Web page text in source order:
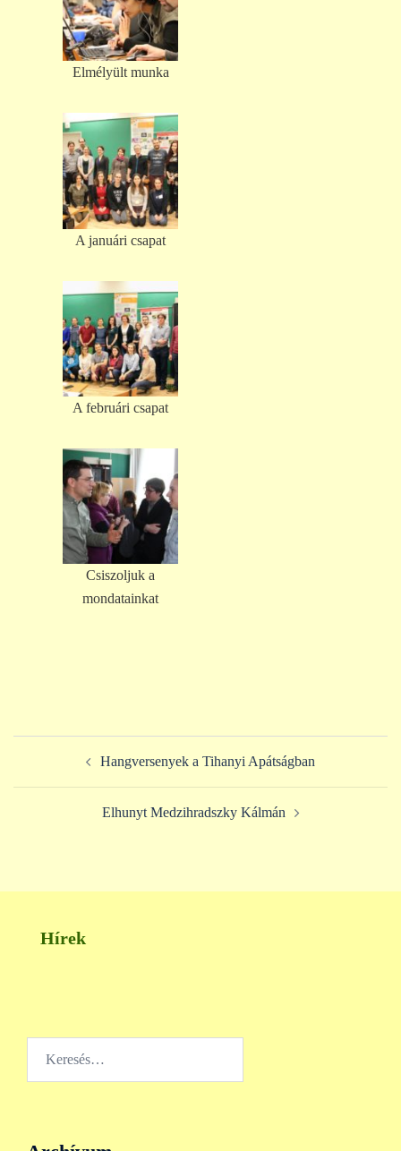
Elmélyült munka
A januári csapat
A februári csapat
Csiszoljuk a
mondatainkat
navigationHangversenyek a Tihanyi Apátságban
Elhunyt Medzihradszky Kálmán
Hírek